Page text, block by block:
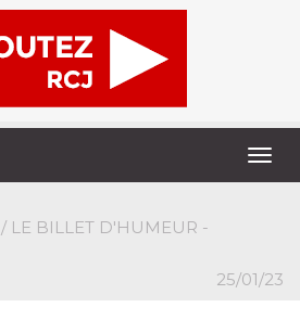
/ LE BILLET D'HUMEUR -
25/01/23